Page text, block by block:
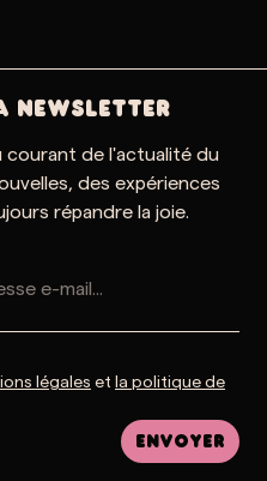
NEWSLETTER
courant de l'actualité du
des expériences
répandre la joie.
légales et la politique de
Envoyer